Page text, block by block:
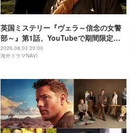
英国ミステリー『ヴェラ～信念の女警
部～』第1話、YouTubeで期間限定無
料公開
2026.08.03 20:00
海外ドラマNAVI